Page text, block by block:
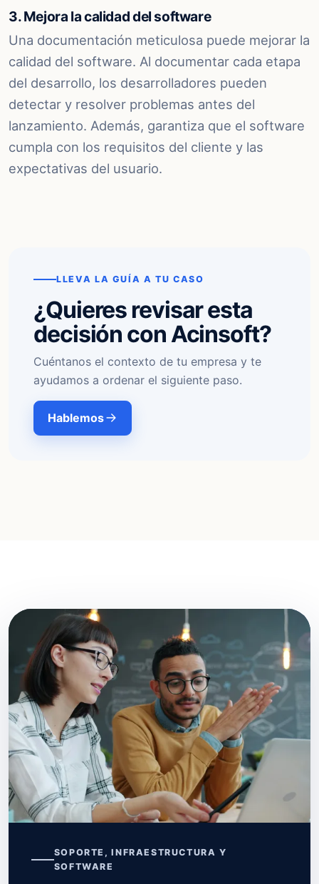
3. Mejora la calidad del software
Una documentación meticulosa puede mejorar la
calidad del software. Al documentar cada etapa
del desarrollo, los desarrolladores pueden
detectar y resolver problemas antes del
lanzamiento. Además, garantiza que el software
cumpla con los requisitos del cliente y las
expectativas del usuario.
LLEVA LA GUÍA A TU CASO
¿Quieres revisar esta
decisión con Acinsoft?
Cuéntanos el contexto de tu empresa y te
ayudamos a ordenar el siguiente paso.
Hablemos
SOPORTE, INFRAESTRUCTURA Y
SOFTWARE